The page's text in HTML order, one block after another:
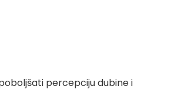
percepciju dubine i